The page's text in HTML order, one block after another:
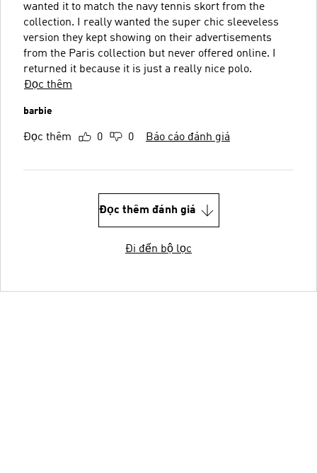
wanted it to match the navy tennis skort from the
collection. I really wanted the super chic sleeveless
version they kept showing on their advertisements
from the Paris collection but never offered online. I
returned it because it is just a really nice polo.
Đọc thêm
barbie
Đọc thêm 0 0 Báo cáo đánh giá
Đọc thêm đánh giá
Đi đến bộ lọc